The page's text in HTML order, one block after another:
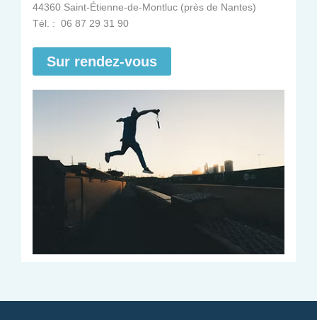
44360 Saint-Étienne-de-Montluc (près de Nantes)
Tél. : 06 87 29 31 90
Sur rendez-vous